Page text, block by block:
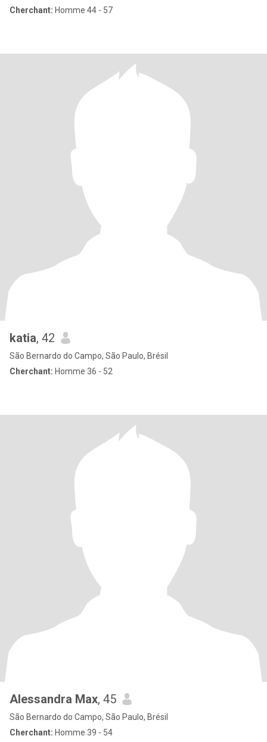
Cherchant: Homme 44 - 57
katia, 42
São Bernardo do Campo, São Paulo, Brésil
Cherchant: Homme 36 - 52
Alessandra Max, 45
São Bernardo do Campo, São Paulo, Brésil
Cherchant: Homme 39 - 54